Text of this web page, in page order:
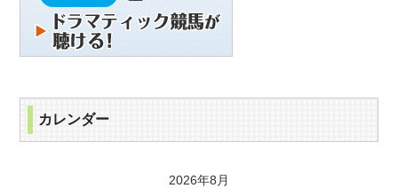
カレンダー
2026年8月